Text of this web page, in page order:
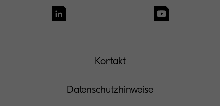
Kontakt
Datenschutzhinweise